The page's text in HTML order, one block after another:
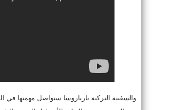
والسفينة التركية بارباروسا ستواصل مهمتها في